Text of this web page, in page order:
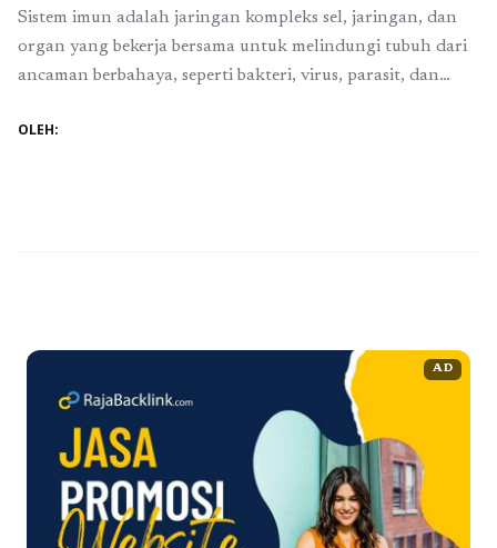
Sistem imun adalah jaringan kompleks sel, jaringan, dan
organ yang bekerja bersama untuk melindungi tubuh dari
ancaman berbahaya, seperti bakteri, virus, parasit, dan
mengenali dan melawan zat asing yang masuk ke dalam
OLEH:
AD